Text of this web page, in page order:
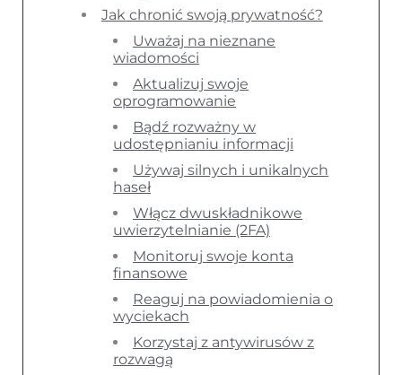
Jak chronić swoją prywatność?
Uważaj na nieznane
wiadomości
Aktualizuj swoje
oprogramowanie
Bądź rozważny w
udostępnianiu informacji
Używaj silnych i unikalnych
haseł
Włącz dwuskładnikowe
uwierzytelnianie (2FA)
Monitoruj swoje konta
finansowe
Reaguj na powiadomienia o
wyciekach
Korzystaj z antywirusów z
rozwagą